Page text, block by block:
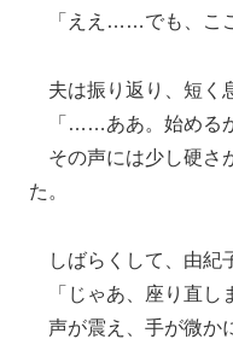
「ええ……でも、ここ
夫は振り返り、短く
「……ああ。始める
その声には少し硬さ
た。
しばらくして、由紀
「じゃあ、座り直し
声が震え、手が微か